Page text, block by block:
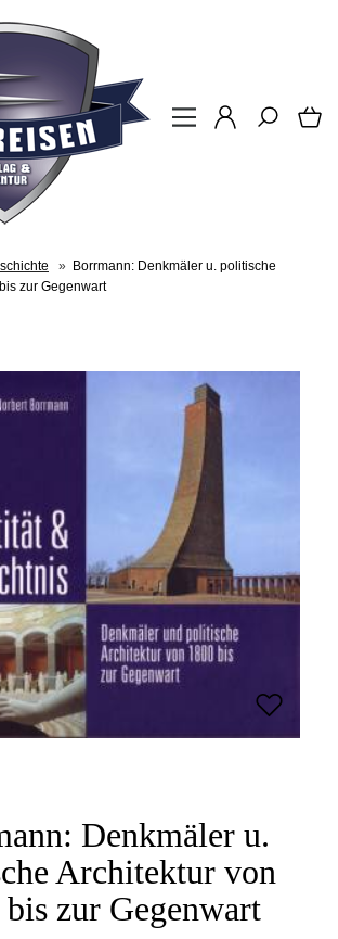
» Borrmann: Denkmäler u. politische
zur Gegenwart
Denkmäler u.
Architektur von
bis zur Gegenwart